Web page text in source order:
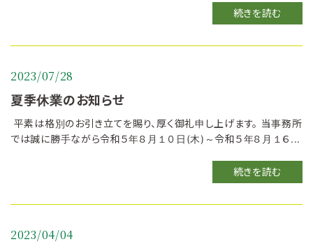
続きを読む
2023/07/28
夏季休業のお知らせ
平素は格別のお引き立てを賜り、厚く御礼申し上げます。 当事務所
では誠に勝手ながら令和５年８月１０日(木)～令和５年８月１６...
続きを読む
2023/04/04